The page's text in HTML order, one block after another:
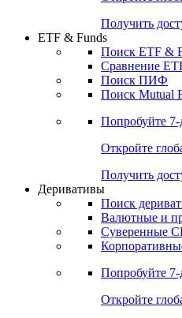
Получить
ETF & Funds
Поиск ETF &
Сравнение
Поиск ПИФ
Поиск Mutual
Попробуйте
Откройте
Получить
Деривативы
Поиск
Валютные и
Суверенные
Попробуйте
Откройте